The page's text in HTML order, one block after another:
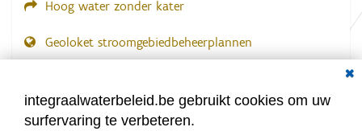
Hoog water zonder kater
Geoloket stroomgebiedbeheerplannen
LOGIN VEREIST
integraalwaterbeleid.be gebruikt cookies om uw
surfervaring te verbeteren.